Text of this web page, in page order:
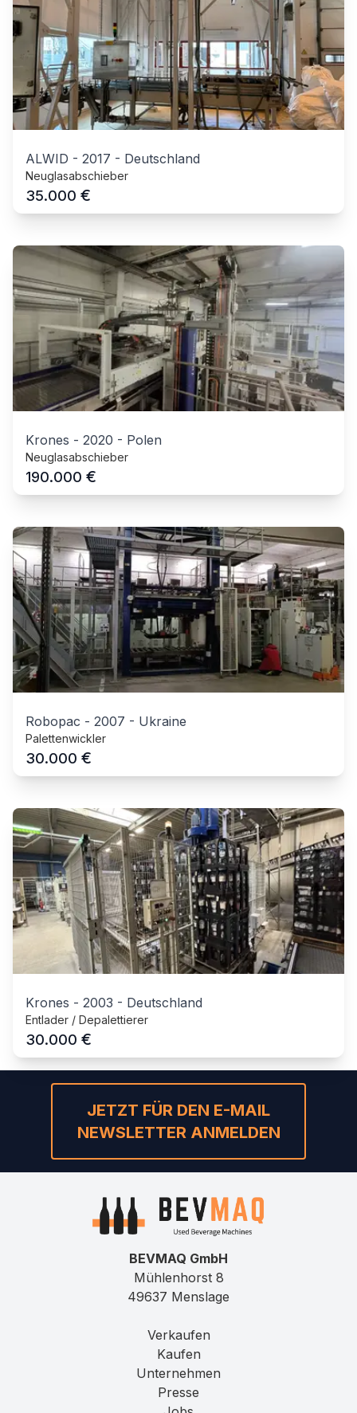
ALWID - 2017 - Deutschland
Neuglasabschieber
35.000 €
Krones - 2020 - Polen
Neuglasabschieber
190.000 €
Robopac - 2007 - Ukraine
Palettenwickler
30.000 €
Krones - 2003 - Deutschland
Entlader / Depalettierer
30.000 €
JETZT FÜR DEN E-MAIL
NEWSLETTER ANMELDEN
BEVMAQ GmbH
Mühlenhorst 8
49637 Menslage
Verkaufen
Kaufen
Unternehmen
Presse